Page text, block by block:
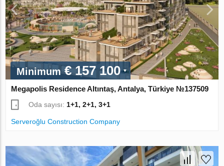
Minimum€ 157 100
Megapolis Residence Altıntaş, Antalya, Türkiye №137509
Oda sayısı:1+1, 2+1, 3+1
Serveroğlu Construction Company